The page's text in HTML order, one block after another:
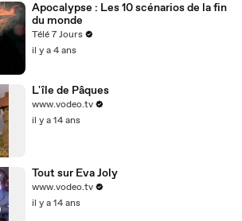
Apocalypse : Les 10 scénarios de la fin
du monde
Télé 7 Jours
il y a 4 ans
L'île de Pâques
www.vodeo.tv
il y a 14 ans
Tout sur Eva Joly
www.vodeo.tv
il y a 14 ans